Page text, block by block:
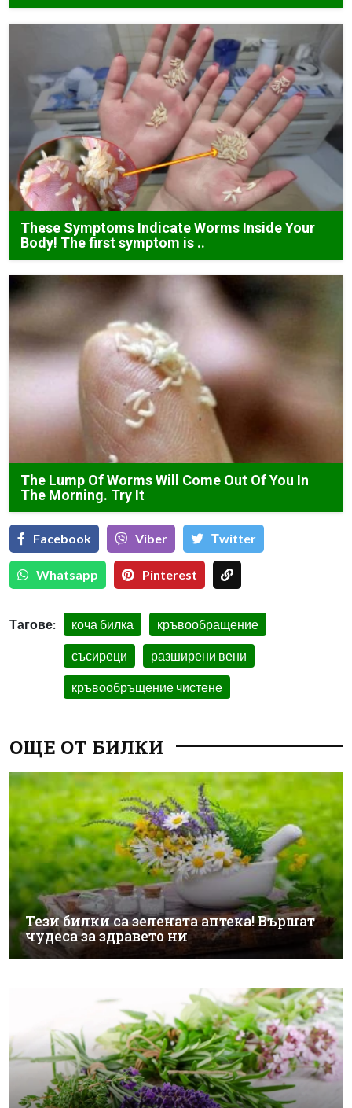
These Symptoms Indicate Worms Inside Your
Body! The first symptom is ..
The Lump Of Worms Will Come Out Of You In
The Morning. Try It
Facebook Viber Тwitter
Whatsapp Pinterest
Тагове: коча билка кръвообращение
съсиреци разширени вени
кръвообръщение чистене
ОЩЕ ОТ БИЛКИ
Тези билки са зелената аптека! Вършат
чудеса за здравето ни